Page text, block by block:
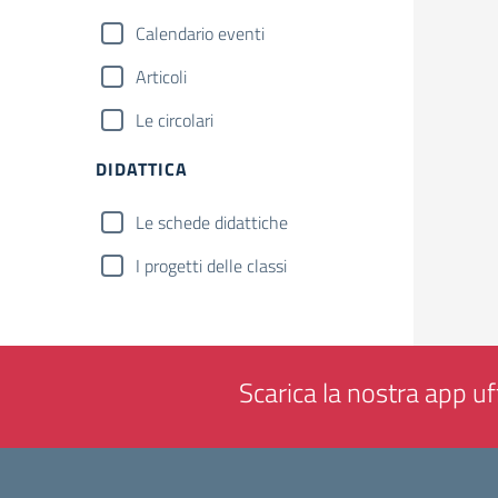
Calendario eventi
Articoli
Le circolari
DIDATTICA
Le schede didattiche
I progetti delle classi
Scarica la nostra app